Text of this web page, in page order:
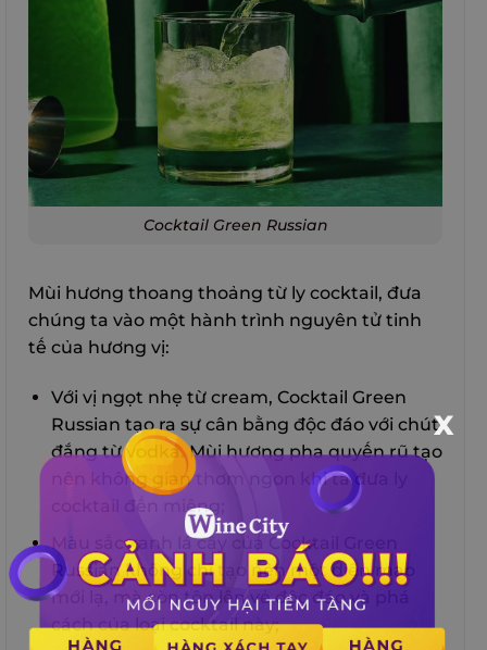
Cocktail Green Russian
Mùi hương thoang thoảng từ ly cocktail, đưa
chúng ta vào một hành trình nguyên tử tinh
tế của hương vị:
Với vị ngọt nhẹ từ cream, Cocktail Green
Russian tạo ra sự cân bằng độc đáo với chút
đắng từ vodka. Mùi hương pha quyến rũ tạo
nên không gian thơm ngon khi ta đưa ly
cocktail đến miệng;
Màu sắc xanh lá cây của Cocktail Green
Russian không chỉ tạo nên một diện mạo
mới lạ, mà còn tôn lên vẻ độc đáo và phá
cách của loại cocktail này;